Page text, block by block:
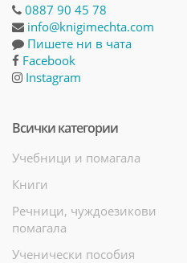
0887 90 45 78
info@knigimechta.com
Пишете ни в чата
Facebook
Instagram
Всички категории
Учебници и помагала
Книги
Речници, чуждоезикови
помагала
Ученически пособия